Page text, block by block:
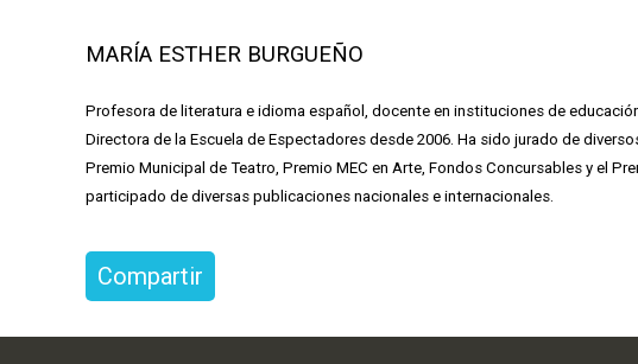
MARÍA ESTHER BURGUEÑO
Profesora de literatura e idioma español, docente en instituciones de
Directora de la Escuela de Espectadores desde 2006. Ha sido jurado de
Premio Municipal de Teatro, Premio MEC en Arte, Fondos Concursables y el
participado de diversas publicaciones nacionales e internacionales.
Compartir